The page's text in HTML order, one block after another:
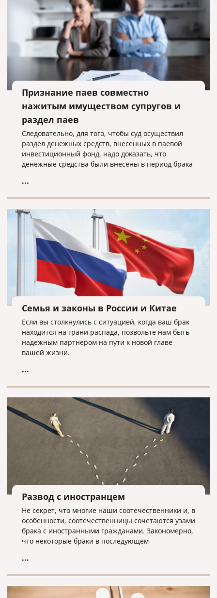
Признание паев совместно
нажитым имуществом супругов и
раздел паев
Следовательно, для того, чтобы суд осуществил
раздел денежных средств, внесенных в паевой
инвестиционный фонд, надо доказать, что
денежные средства были внесены в период брака
внесенные денежные средства находились на
...
Семья и законы в России и Китае
Если вы столкнулись с ситуацией, когда ваш брак
находится на грани распада, позвольте нам быть
надежным партнером на пути к новой главе
вашей жизни.
...
Развод с иностранцем
Не секрет, что многие наши соотечественники и, в
особенности, соотечественницы сочетаются узами
брака с иностранными гражданами. Закономерно,
что некоторые браки в последующем
...